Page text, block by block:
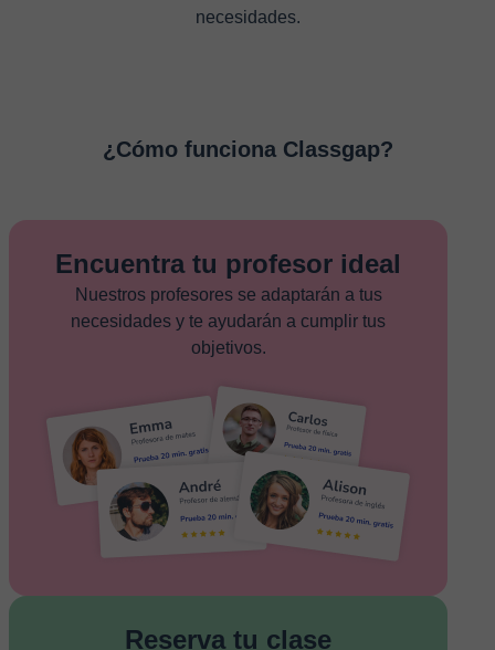
necesidades.
¿Cómo funciona Classgap?
Encuentra tu profesor ideal
Nuestros profesores se adaptarán a tus
necesidades y te ayudarán a cumplir tus
objetivos.
Reserva tu clase